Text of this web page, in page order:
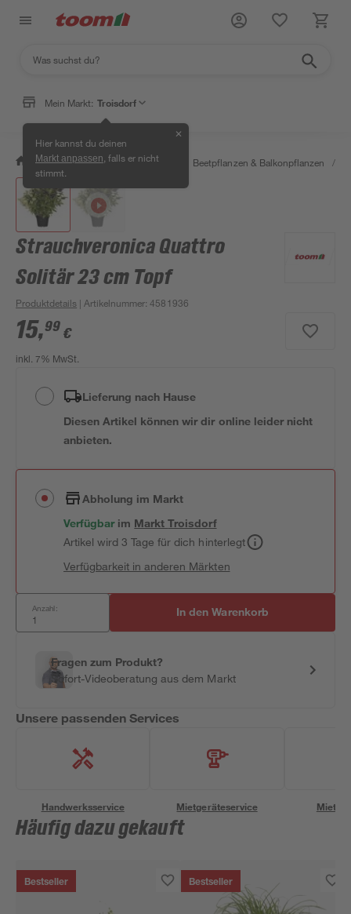
Mein Markt: Troisdorf
Hier kannst du deinen
Markt anpassen , falls er nicht
stimmt.
✕
/ Garten & Freizeit / Pflanzen Beetpflanzen & Balkonpflanzen /
Strauchveronica Quattro
Solitär 23 cm Topf
Produktdetails | Artikelnummer:4581936
15,99 €
inkl. 7% MwSt.
Lieferung nach Hause
Diesen Artikel können wir dir online leider nicht
anbieten.
Abholung im Markt
Verfügbar im MarktTroisdorf
Artikel wird 3 Tage für dich hinterlegt
Verfügbarkeit in anderen Märkten
Anzahl: In den Warenkorb
Fragen zum Produkt?
Sofort-Videoberatung aus dem Markt
Unsere passenden Services
Handwerksservice Mietgeräteservice
Häufig dazu gekauft
Bestseller Bestseller